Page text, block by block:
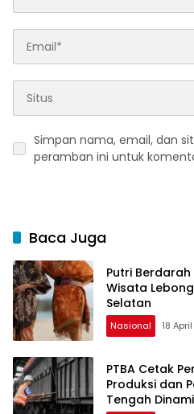
Simpan nama, email, dan
peramban ini untuk
Baca Juga
Putri
Wisata
Selatan
Nasional 18
PTBA Cetak
Produksi dan
Tengah